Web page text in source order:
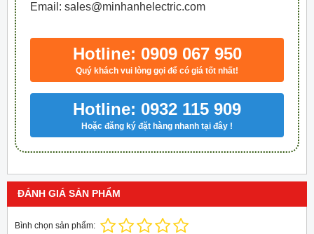
Email: sales@minhanhelectric.com
Hotline: 0909 067 950
Quý khách vui lòng gọi để có giá tốt nhất!
Hotline: 0932 115 909
Hoặc đăng ký đặt hàng nhanh tại đây !
ĐÁNH GIÁ SẢN PHẨM
Bình chọn sản phẩm: